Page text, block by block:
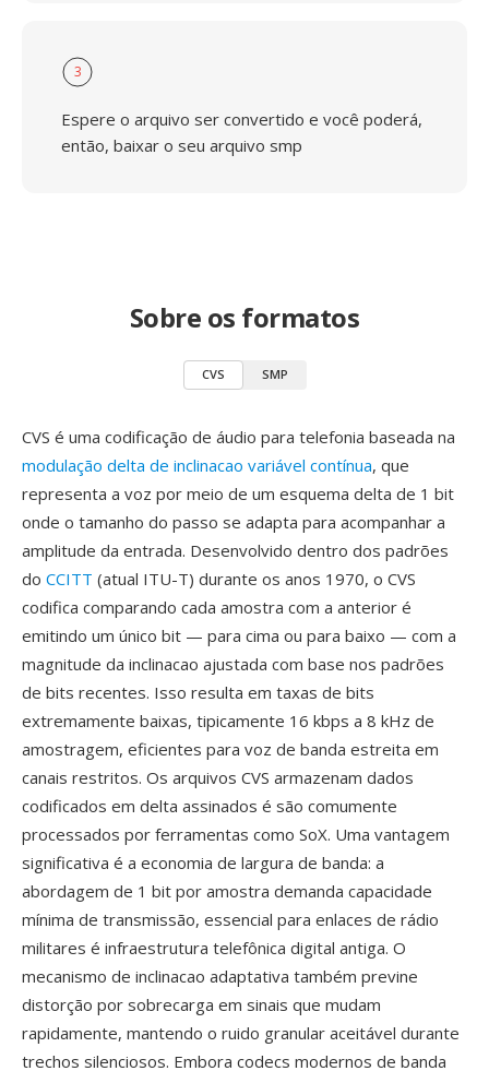
3
Espere o arquivo ser convertido e você poderá,
então, baixar o seu arquivo smp
Sobre os formatos
CVS SMP
CVS é uma codificação de áudio para telefonia baseada na
modulação delta de inclinacao variável contínua, que
representa a voz por meio de um esquema delta de 1 bit
onde o tamanho do passo se adapta para acompanhar a
amplitude da entrada. Desenvolvido dentro dos padrões
do CCITT (atual ITU-T) durante os anos 1970, o CVS
codifica comparando cada amostra com a anterior é
emitindo um único bit — para cima ou para baixo — com a
magnitude da inclinacao ajustada com base nos padrões
de bits recentes. Isso resulta em taxas de bits
extremamente baixas, tipicamente 16 kbps a 8 kHz de
amostragem, eficientes para voz de banda estreita em
canais restritos. Os arquivos CVS armazenam dados
codificados em delta assinados é são comumente
processados por ferramentas como SoX. Uma vantagem
significativa é a economia de largura de banda: a
abordagem de 1 bit por amostra demanda capacidade
mínima de transmissão, essencial para enlaces de rádio
militares é infraestrutura telefônica digital antiga. O
mecanismo de inclinacao adaptativa também previne
distorção por sobrecarga em sinais que mudam
rapidamente, mantendo o ruido granular aceitável durante
trechos silenciosos. Embora codecs modernos de banda